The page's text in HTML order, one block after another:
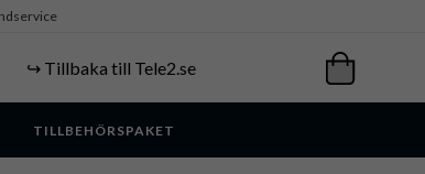
↪️ Tillbaka till Tele2.se
TILLBEHÖRSPAKET